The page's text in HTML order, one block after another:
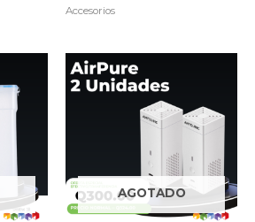
Accesorios
AGOTADO